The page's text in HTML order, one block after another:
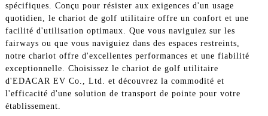
spécifiques. Conçu pour résister aux exigences d'un usage
quotidien, le chariot de golf utilitaire offre un confort et une
facilité d'utilisation optimaux. Que vous naviguiez sur les
fairways ou que vous naviguiez dans des espaces restreints,
notre chariot offre d'excellentes performances et une fiabilité
exceptionnelle. Choisissez le chariot de golf utilitaire
d'EDACAR EV Co., Ltd. et découvrez la commodité et
l'efficacité d'une solution de transport de pointe pour votre
établissement.